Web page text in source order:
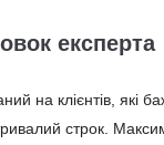
експерта
на клієнтів, які
строк.